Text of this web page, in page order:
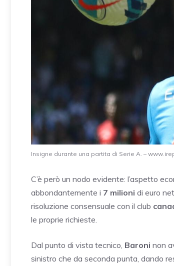
Insigne durante una partita di Serie A. –
C’è però un nodo evidente: l’aspetto
abbondantemente i 7 milioni di euro
risoluzione consensuale con il club
le proprie richieste.
Dal punto di vista tecnico, Baroni non
sinistro che da seconda punta, dando